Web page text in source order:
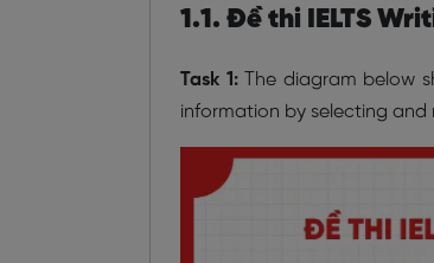
1.1. Đề thi IELTS
Task 1:
The diagram below
information by selecting and